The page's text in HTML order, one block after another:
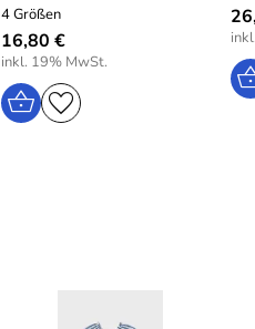
4 Größen
16,80 €
inkl. 19% MwSt.